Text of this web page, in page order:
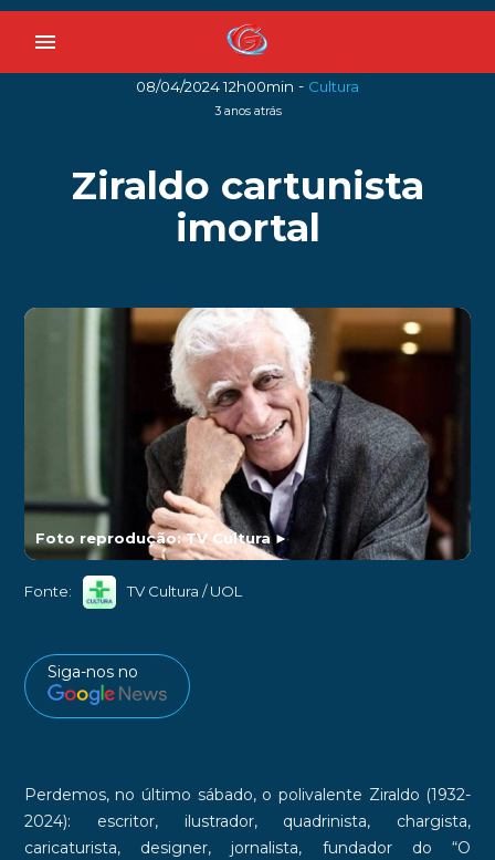
menu
08/04/2024 12h00min - Cultura
3 anos atrás
Ziraldo cartunista
imortal
Foto reprodução: TV Cultura►
Fonte: TV Cultura / UOL
Siga-nos no
Perdemos, no último sábado, o polivalente Ziraldo (1932-
2024): escritor, ilustrador, quadrinista, chargista,
caricaturista, designer, jornalista, fundador do “O